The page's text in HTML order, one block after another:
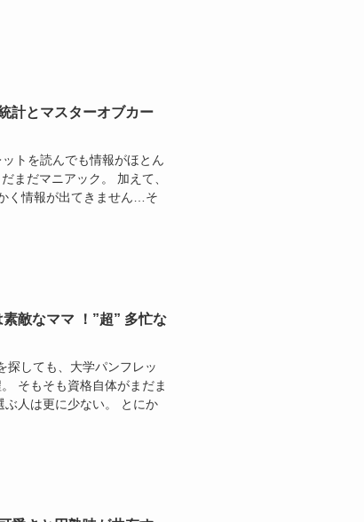
計とマスターオブカー
トを読んでも情報がほとん
まだマニアック。 加えて、
く情報が出てきません…そ
敵なママ ！”超” 多忙な
探しても、大学パンフレッ
そもそも資格自体がまだま
人は更に少ない。 とにか